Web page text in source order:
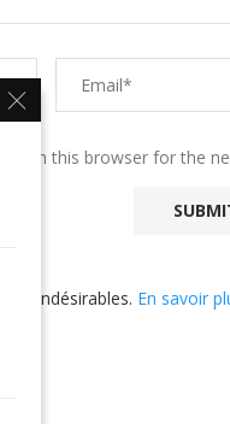
in this browser for the
les indésirables. En savoir